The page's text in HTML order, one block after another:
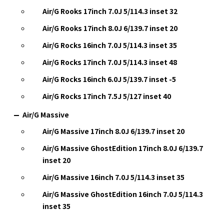
Air/G Rooks 17inch 7.0J 5/114.3 inset 32
Air/G Rooks 17inch 8.0J 6/139.7 inset 20
Air/G Rocks 16inch 7.0J 5/114.3 inset 35
Air/G Rocks 17inch 7.0J 5/114.3 inset 48
Air/G Rocks 16inch 6.0J 5/139.7 inset -5
Air/G Rocks 17inch 7.5J 5/127 inset 40
Air/G Massive
Air/G Massive 17inch 8.0J 6/139.7 inset 20
Air/G Massive GhostEdition 17inch 8.0J 6/139.7
inset 20
Air/G Massive 16inch 7.0J 5/114.3 inset 35
Air/G Massive GhostEdition 16inch 7.0J 5/114.3
inset 35